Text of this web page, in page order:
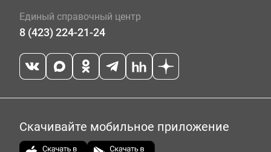
Единый справочный центр
8 (423) 224-21-24
Скачивайте мобильное приложение